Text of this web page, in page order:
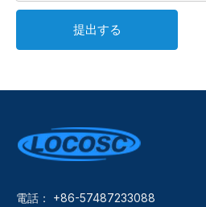
提出する
電話： +86-57487233088